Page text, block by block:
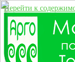
Перейти к